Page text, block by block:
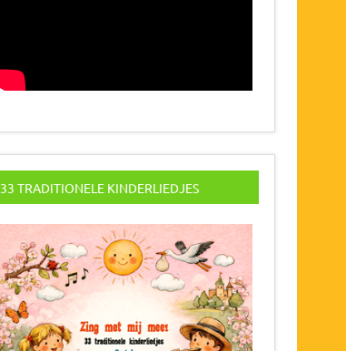
33 TRADITIONELE KINDERLIEDJES